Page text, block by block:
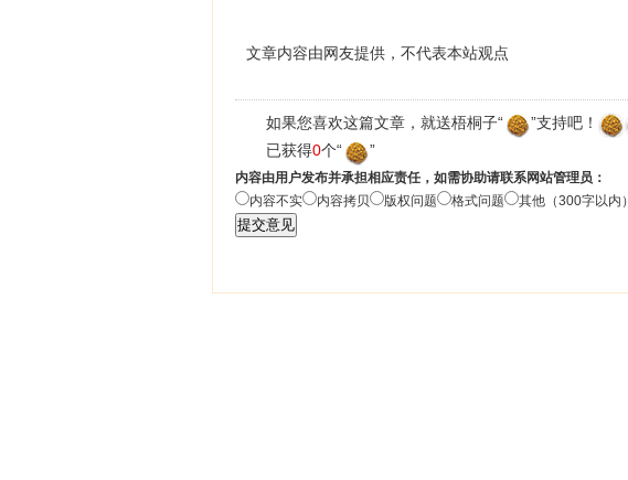
文章内容由网友提供，不代表本站观点
如果您喜欢这篇文章，就送梧桐子“
”支持吧！
已获得0个“ ”
内容由用户发布并承担相应责任，如需协助请联系网站管理员：
内容不实
内容拷贝 版权问题 格式问题 其他（300字以内）